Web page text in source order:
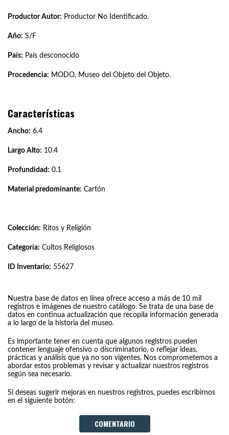
Productor Autor: Productor No Identificado.
Año: S/F
País: País desconocido
Procedencia: MODO, Museo del Objeto del Objeto.
Características
Ancho: 6.4
Largo Alto: 10.4
Profundidad: 0.1
Material predominante: Cartón
Colección: Ritos y Religión
Categoría: Cultos Religiosos
ID Inventario: 55627
Nuestra base de datos en línea ofrece acceso a más de 10 mil
registros e imágenes de nuestro catálogo. Se trata de una base de
datos en continua actualización que recopila información generada
a lo largo de la historia del museo.
Es importante tener en cuenta que algunos registros pueden
contener lenguaje ofensivo o discriminatorio, o reflejar ideas,
prácticas y análisis que ya no son vigentes. Nos comprometemos a
abordar estos problemas y revisar y actualizar nuestros registros
según sea necesario.
Si deseas sugerir mejoras en nuestros registros, puedes escribirnos
en el siguiente botón:
COMENTARIO